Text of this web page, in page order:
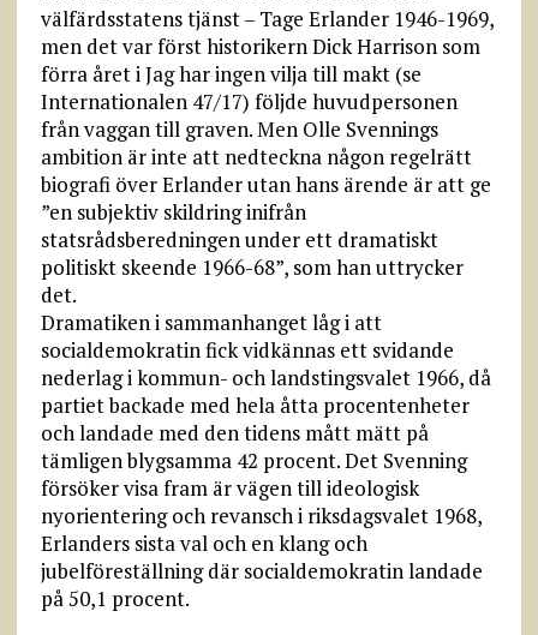
välfärdsstatens tjänst – Tage Erlander 1946-1969,
men det var först historikern Dick Harrison som
förra året i Jag har ingen vilja till makt (se
Internationalen 47/17) följde huvudpersonen
från vaggan till graven. Men Olle Svennings
ambition är inte att nedteckna någon regelrätt
biografi över Erlander utan hans ärende är att ge
”en subjektiv skildring inifrån
statsrådsberedningen under ett dramatiskt
politiskt skeende 1966-68”, som han uttrycker
det.
Dramatiken i sammanhanget låg i att
socialdemokratin fick vidkännas ett svidande
nederlag i kommun- och landstingsvalet 1966, då
partiet backade med hela åtta procentenheter
och landade med den tidens mått mätt på
tämligen blygsamma 42 procent. Det Svenning
försöker visa fram är vägen till ideologisk
nyorientering och revansch i riksdagsvalet 1968,
Erlanders sista val och en klang och
jubelföreställning där socialdemokratin landade
på 50,1 procent.